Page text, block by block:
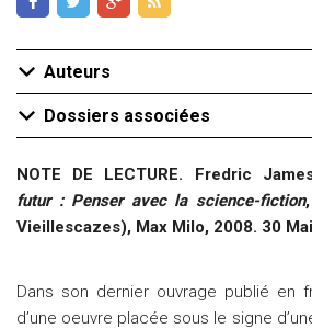
ACHAT/ABONNEMENT
Auteurs
Dossiers associées
NOTE DE LECTURE. Fredric
futur : Penser avec la science-fiction
Vieillescazes), Max Milo, 2008. 30
Dans son dernier ouvrage publié en
d’une oeuvre placée sous le signe